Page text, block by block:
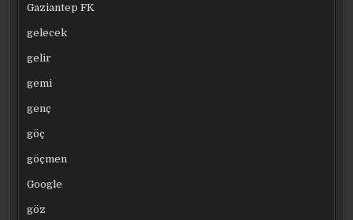
Gaziantep FK
gelecek
gelir
gemi
genç
göç
göçmen
Google
göz